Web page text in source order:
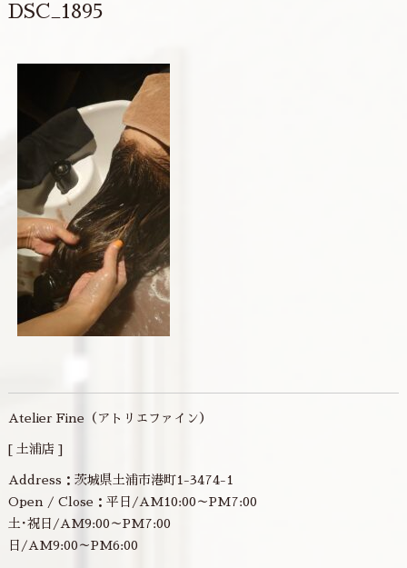
DSC_1895
Atelier Fine（アトリエファイン）
[ 土浦店 ]
Address：茨城県土浦市港町1-3474-1
Open / Close：平日/AM10:00～PM7:00
土･祝日/AM9:00～PM7:00
日/AM9:00～PM6:00